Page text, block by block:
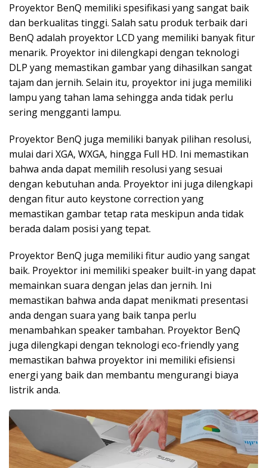
Proyektor BenQ memiliki spesifikasi yang sangat baik
dan berkualitas tinggi. Salah satu produk terbaik dari
BenQ adalah proyektor LCD yang memiliki banyak fitur
menarik. Proyektor ini dilengkapi dengan teknologi
DLP yang memastikan gambar yang dihasilkan sangat
tajam dan jernih. Selain itu, proyektor ini juga memiliki
lampu yang tahan lama sehingga anda tidak perlu
sering mengganti lampu.
Proyektor BenQ juga memiliki banyak pilihan resolusi,
mulai dari XGA, WXGA, hingga Full HD. Ini memastikan
bahwa anda dapat memilih resolusi yang sesuai
dengan kebutuhan anda. Proyektor ini juga dilengkapi
dengan fitur auto keystone correction yang
memastikan gambar tetap rata meskipun anda tidak
berada dalam posisi yang tepat.
Proyektor BenQ juga memiliki fitur audio yang sangat
baik. Proyektor ini memiliki speaker built-in yang dapat
memainkan suara dengan jelas dan jernih. Ini
memastikan bahwa anda dapat menikmati presentasi
anda dengan suara yang baik tanpa perlu
menambahkan speaker tambahan. Proyektor BenQ
juga dilengkapi dengan teknologi eco-friendly yang
memastikan bahwa proyektor ini memiliki efisiensi
energi yang baik dan membantu mengurangi biaya
listrik anda.